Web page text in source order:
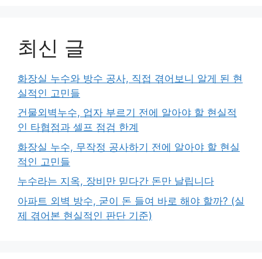
최신 글
화장실 누수와 방수 공사, 직접 겪어보니 알게 된 현
실적인 고민들
건물외벽누수, 업자 부르기 전에 알아야 할 현실적
인 타협점과 셀프 점검 한계
화장실 누수, 무작정 공사하기 전에 알아야 할 현실
적인 고민들
누수라는 지옥, 장비만 믿다간 돈만 날립니다
아파트 외벽 방수, 굳이 돈 들여 바로 해야 할까? (실
제 겪어본 현실적인 판단 기준)